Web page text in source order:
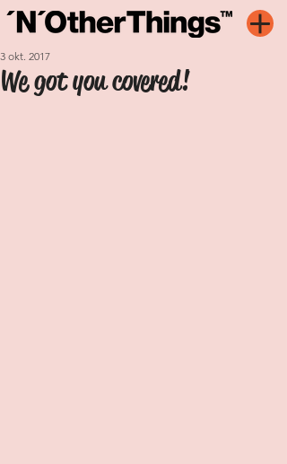
We got you covered!
3 okt. 2017